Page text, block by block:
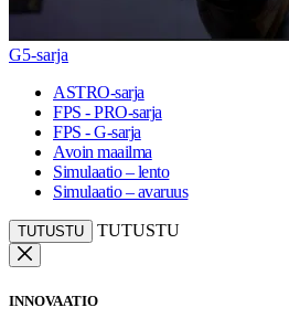
G5-sarja
ASTRO-sarja
FPS - PRO-sarja
FPS - G-sarja
Avoin maailma
Simulaatio – lento
Simulaatio – avaruus
TUTUSTU TUTUSTU
INNOVAATIO